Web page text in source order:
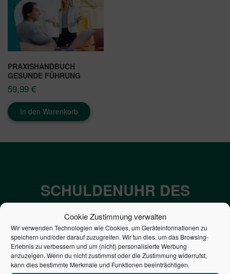
Cookie Zustimmung verwalten
Wir verwenden Technologien wie Cookies, um Geräteinformationen zu
speichern und/oder darauf zuzugreifen. Wir tun dies, um das Browsing-
Erlebnis zu verbessern und um (nicht) personalisierte Werbung
anzuzeigen. Wenn du nicht zustimmst oder die Zustimmung widerrufst,
kann dies bestimmte Merkmale und Funktionen beeinträchtigen.
PRAXISHANDBUCH
GESUNDE FÜHRUNG
59,99 €
In den Warenkorb
SCHULDENUHR DES
BUNDES DER
STEUERZAHLER
7,052€